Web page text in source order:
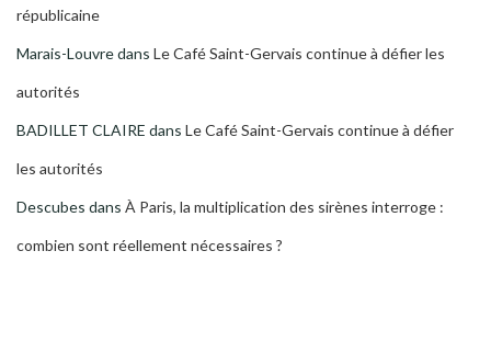
républicaine
Marais-Louvredans Le Café Saint-Gervais continue à défier les
autorités
BADILLET CLAIRE dans Le Café Saint-Gervais continue à défier
les autorités
Descubes dans À Paris, la multiplication des sirènes interroge :
combien sont réellement nécessaires ?